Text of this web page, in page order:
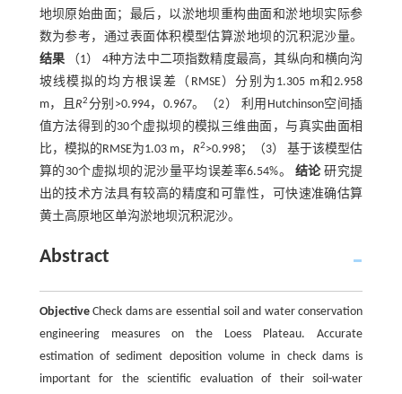
地坝原始曲面；最后，以淤地坝重构曲面和淤地坝实际参
数为参考，通过表面体积模型估算淤地坝的沉积泥沙量。
结果（1） 4种方法中二项指数精度最高，其纵向和横向沟
坡线模拟的均方根误差（RMSE）分别为1.305 m和2.958
m，且R2分别>0.994，0.967。（2） 利用Hutchinson空间插
值方法得到的30个虚拟坝的模拟三维曲面，与真实曲面相
比，模拟的RMSE为1.03 m， R2>0.998；（3） 基于该模型估
算的30个虚拟坝的泥沙量平均误差率6.54%。 结论研究提
出的技术方法具有较高的精度和可靠性，可快速准确估算
黄土高原地区单沟淤地坝沉积泥沙。
Abstract
ObjectiveCheck dams are essential soil and water conservation
engineering measures on the Loess Plateau. Accurate
estimation of sediment deposition volume in check dams is
important for the scientific evaluation of their soil-water